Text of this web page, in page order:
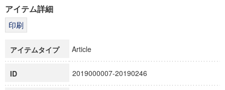
科学研究費補助金研究成果報告書
博士課程教育リーディングプログラム「超成熟社会発展のサ
アイテム詳細
アイテムタイプ Article
ID 2019000007-20190246